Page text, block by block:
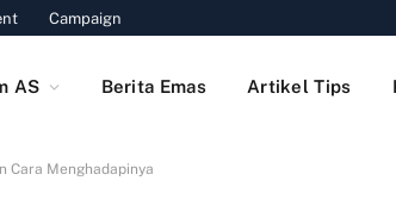
Campaign
AS Berita Emas Artikel Tips
Cara Menghadapinya